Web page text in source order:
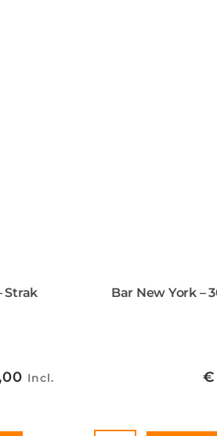
Strak
Incl.
Bar New York –
€